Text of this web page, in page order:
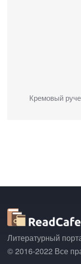
Кремовый
Литературный
© 2016-2022 Все